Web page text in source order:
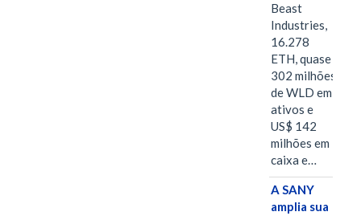
Beast
Industries,
16.278
ETH, quase
302 milhões
de WLD em
ativos e
US$ 142
milhões em
caixa e…
A SANY
amplia sua